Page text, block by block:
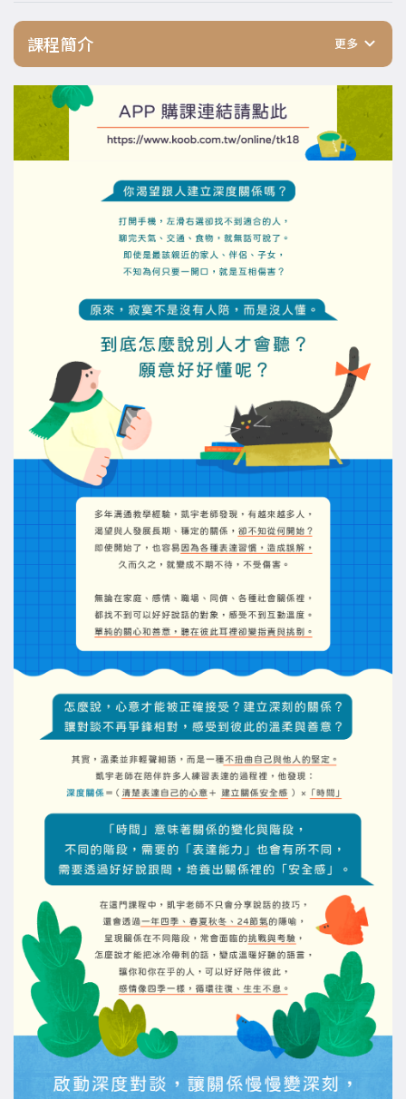
課程簡介